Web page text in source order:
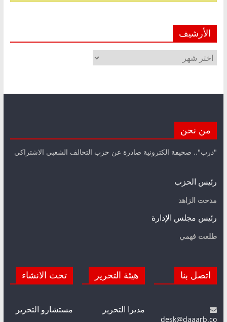
الأرشيف
الأرشيف
من نحن
"درب".. صحيفة الكترونية صادرة عن حزب التحالف الشعبي الاشتراكي
رئيس الحزب
مدحت الزاهد
رئيس مجلس الإدارة
طلعت فهمي
اتصل بنا
desk@daaarb.co
هيئة التحرير
مديرا التحرير
تحت الانشاء
مستشارو التحرير